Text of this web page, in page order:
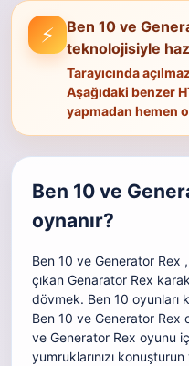
⚡
Ben 10 ve
teknolojisiyle
Tarayıcında
Aşağıdaki benzer
yapmadan hemen
Ben 10 ve
oynanır?
Ben 10 ve Generator Rex ,
çıkan Genarator Rex
dövmek. Ben 10 oyunları
Ben 10 ve Generator Rex
ve Generator Rex oyunu
yumruklarınızı